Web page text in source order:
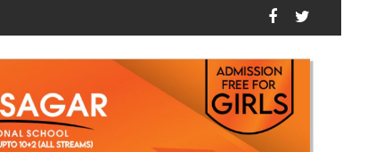
घर में लगा दी आग फरीदाबाद: भूपानी में मौसी की चाकू मारकर हत्या करने वाले को उम्रकैद